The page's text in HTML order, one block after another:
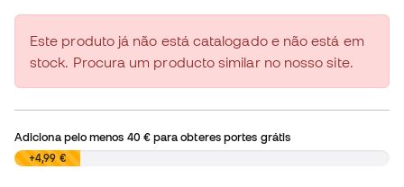
Este produto já não está catalogado e não está em
stock. Procura um producto similar no nosso site.
Adiciona pelo menos 40 €para obteres portes grátis
0,00 €+4,99 €